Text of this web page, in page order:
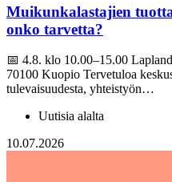
Muikunkalastajien
onko tarvetta?
📅 4.8. klo 10.00–15.00
70100 Kuopio Tervetuloa
tulevaisuudesta, yhteistyön…
Uutisia alalta
10.07.2026